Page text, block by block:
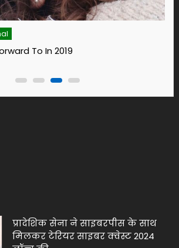
To Bring Wellness Into Your Life In 2019
प्रादेशिक सेना ने साइबरपीस के साथ
मिलकर टेरियर साइबर क्वेस्ट 2024